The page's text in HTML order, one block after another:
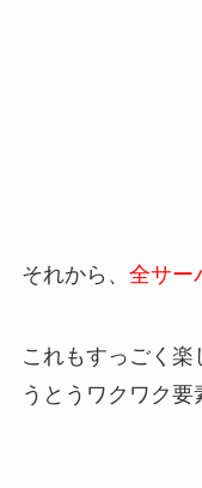
それから、 全サー
これもすっごく楽
うとうワクワク要